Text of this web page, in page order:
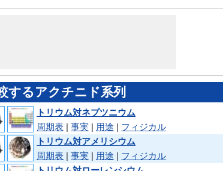
するアクチニド系列
トリウム対ネプツニウム
周期表 |事実 | 用途 | フィジカル
トリウム対アメリシウム
周期表 |事実 | 用途 | フィジカル